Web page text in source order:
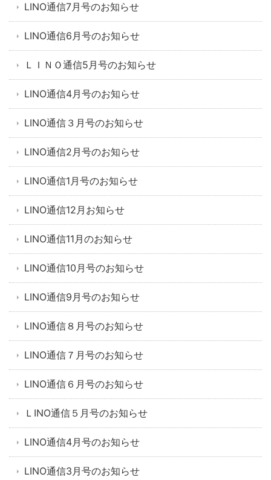
LINO通信7月号のお知らせ
LINO通信6月号のお知らせ
ＬＩＮＯ通信5月号のお知らせ
LINO通信4月号のお知らせ
LINO通信３月号のお知らせ
LINO通信2月号のお知らせ
LINO通信1月号のお知らせ
LINO通信12月お知らせ
LINO通信11月のお知らせ
LINO通信10月号のお知らせ
LINO通信9月号のお知らせ
LINO通信８月号のお知らせ
LINO通信７月号のお知らせ
LINO通信６月号のお知らせ
ＬINO通信５月号のお知らせ
LINO通信4月号のお知らせ
LINO通信3月号のお知らせ